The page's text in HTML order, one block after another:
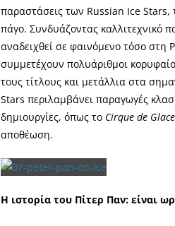
παραστάσεις των Russian Ice
πάγο. Συνδυάζοντας καλλιτεχνικό
αναδειχθεί σε φαινόμενο τόσο στη
συμμετέχουν πολυάριθμοι
τους τίτλους και μετάλλια στα
Stars περιλαμβάνει παραγωγές
δημιουργίες, όπως το Cirque de Glace
αποθέωση.
Η ιστορία του Πίτερ Παν: είναι